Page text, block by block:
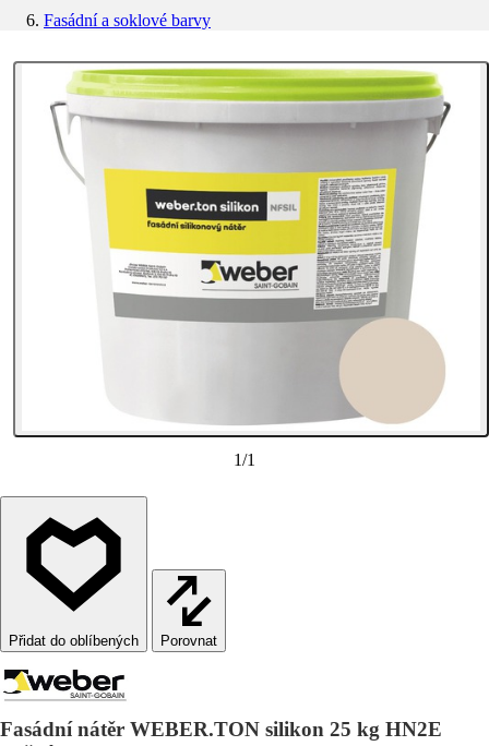
Fasádní a soklové barvy
1/1
Porovnat
Fasádní nátěr WEBER.TON silikon 25 kg HN2E